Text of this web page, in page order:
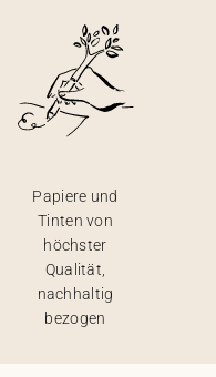
Papiere und
Tinten von
höchster
Qualität,
nachhaltig
bezogen